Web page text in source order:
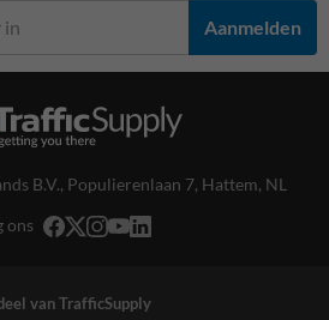
Aanmelden
B.V., Populierenlaan 7, Hattem, NL
ons
van TrafficSupply